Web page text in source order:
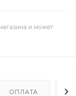
и может
ОПЛАТА